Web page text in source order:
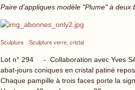
Paire d'appliques modèle "Plume" à
Sculpture Sculpture verre, cristal
Lot n° 294 - Collaboration avec Yves
abat-jours coniques en cristal patiné
Chaque pampille à trois faces porte la